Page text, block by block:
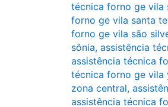
técnica forno ge vila
forno ge vila santa
forno ge vila são
sônia, assistência
assistência técnica
técnica forno ge vila
zona central,
assistência técnica